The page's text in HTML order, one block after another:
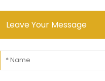
Leave Your Message